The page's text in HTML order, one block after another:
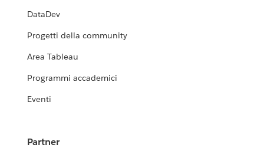
DataDev
Progetti della community
Area Tableau
Programmi accademici
Eventi
Partner